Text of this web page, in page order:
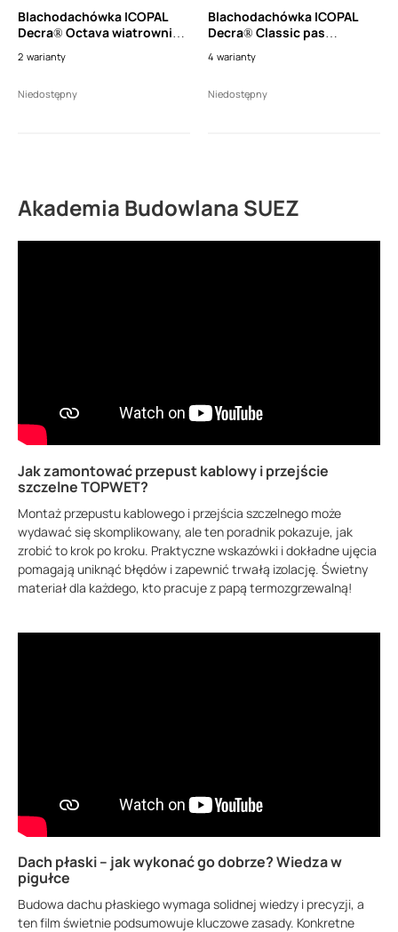
Blachodachówka ICOPAL
Decra® Octava wiatrownica
(dł. 1110mm)
2 warianty
Niedostępny
Blachodachówka ICOPAL
Decra® Classic pas
1150mm)
4 warianty
Niedostępny
Akademia Budowlana SUEZ
Jak zamontować przepust kablowy i przejście
szczelne TOPWET?
Montaż przepustu kablowego i przejścia szczelnego może
wydawać się skomplikowany, ale ten poradnik pokazuje, jak
zrobić to krok po kroku. Praktyczne wskazówki i dokładne ujęcia
pomagają uniknąć błędów i zapewnić trwałą izolację. Świetny
materiał dla każdego, kto pracuje z papą termozgrzewalną!
Dach płaski – jak wykonać go dobrze? Wiedza w
pigułce
Budowa dachu płaskiego wymaga solidnej wiedzy i precyzji, a
ten film świetnie podsumowuje kluczowe zasady. Konkretne